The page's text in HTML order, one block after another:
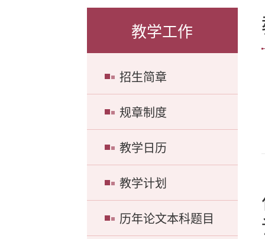
教学工作
招生简章
规章制度
教学日历
教学计划
历年论文本科题目